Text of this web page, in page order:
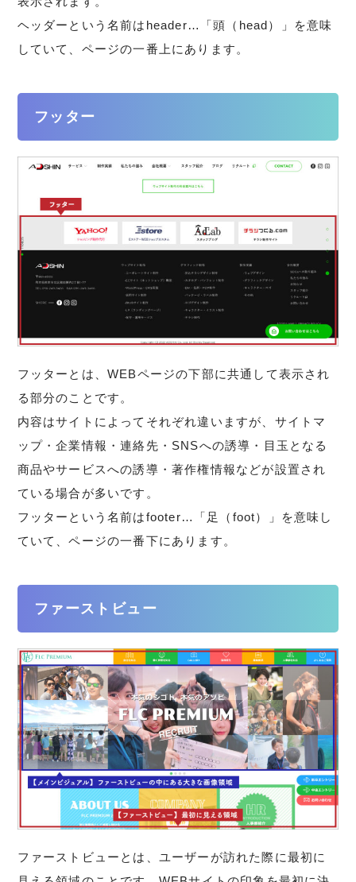
ヘッダーという名前はheader…「頭（head）」を意味
していて、ページの一番上にあります。
フッター
フッターとは、WEBページの下部に共通して表示され
る部分のことです。
内容はサイトによってそれぞれ違いますが、サイトマ
ップ・企業情報・連絡先・SNSへの誘導・目玉となる
商品やサービスへの誘導・著作権情報などが設置され
ている場合が多いです。
フッターという名前はfooter…「足（foot）」を意味し
ていて、ページの一番下にあります。
ファーストビュー
ファーストビューとは、ユーザーが訪れた際に最初に